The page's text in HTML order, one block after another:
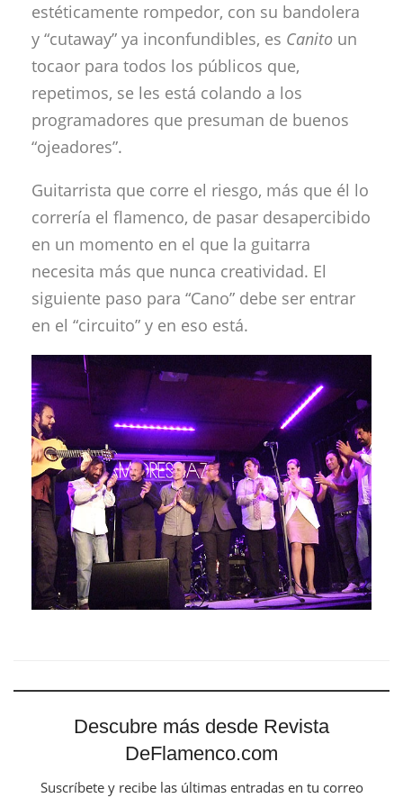
estéticamente rompedor, con su bandolera
y “cutaway” ya inconfundibles, es Canito un
tocaor para todos los públicos que,
repetimos, se les está colando a los
programadores que presuman de buenos
“ojeadores”.
Guitarrista que corre el riesgo, más que él lo
correría el flamenco, de pasar desapercibido
en un momento en el que la guitarra
necesita más que nunca creatividad. El
siguiente paso para “Cano” debe ser entrar
en el “circuito” y en eso está.
Descubre más desde Revista
DeFlamenco.com
Suscríbete y recibe las últimas entradas en tu correo